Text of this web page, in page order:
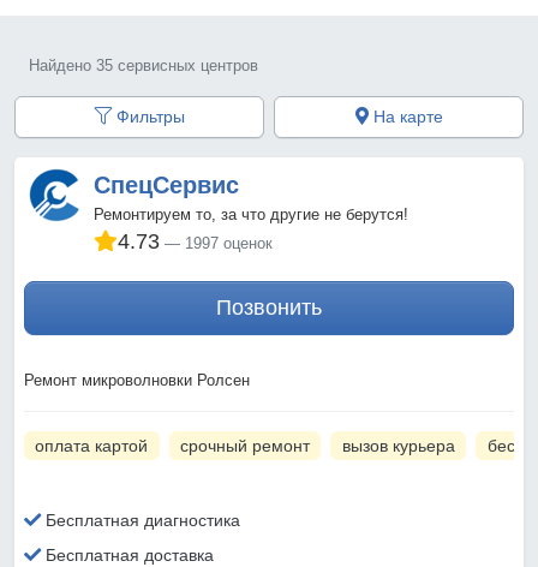
Найдено 35 сервисных центров
Фильтры На карте
СпецСервис
Ремонтируем то, за что другие не берутся!
4.73 1997 оценок
Позвонить
Ремонт микроволновки Ролсен
оплата картой срочный ремонт вызов курьера
Бесплатная диагностика
Бесплатная доставка